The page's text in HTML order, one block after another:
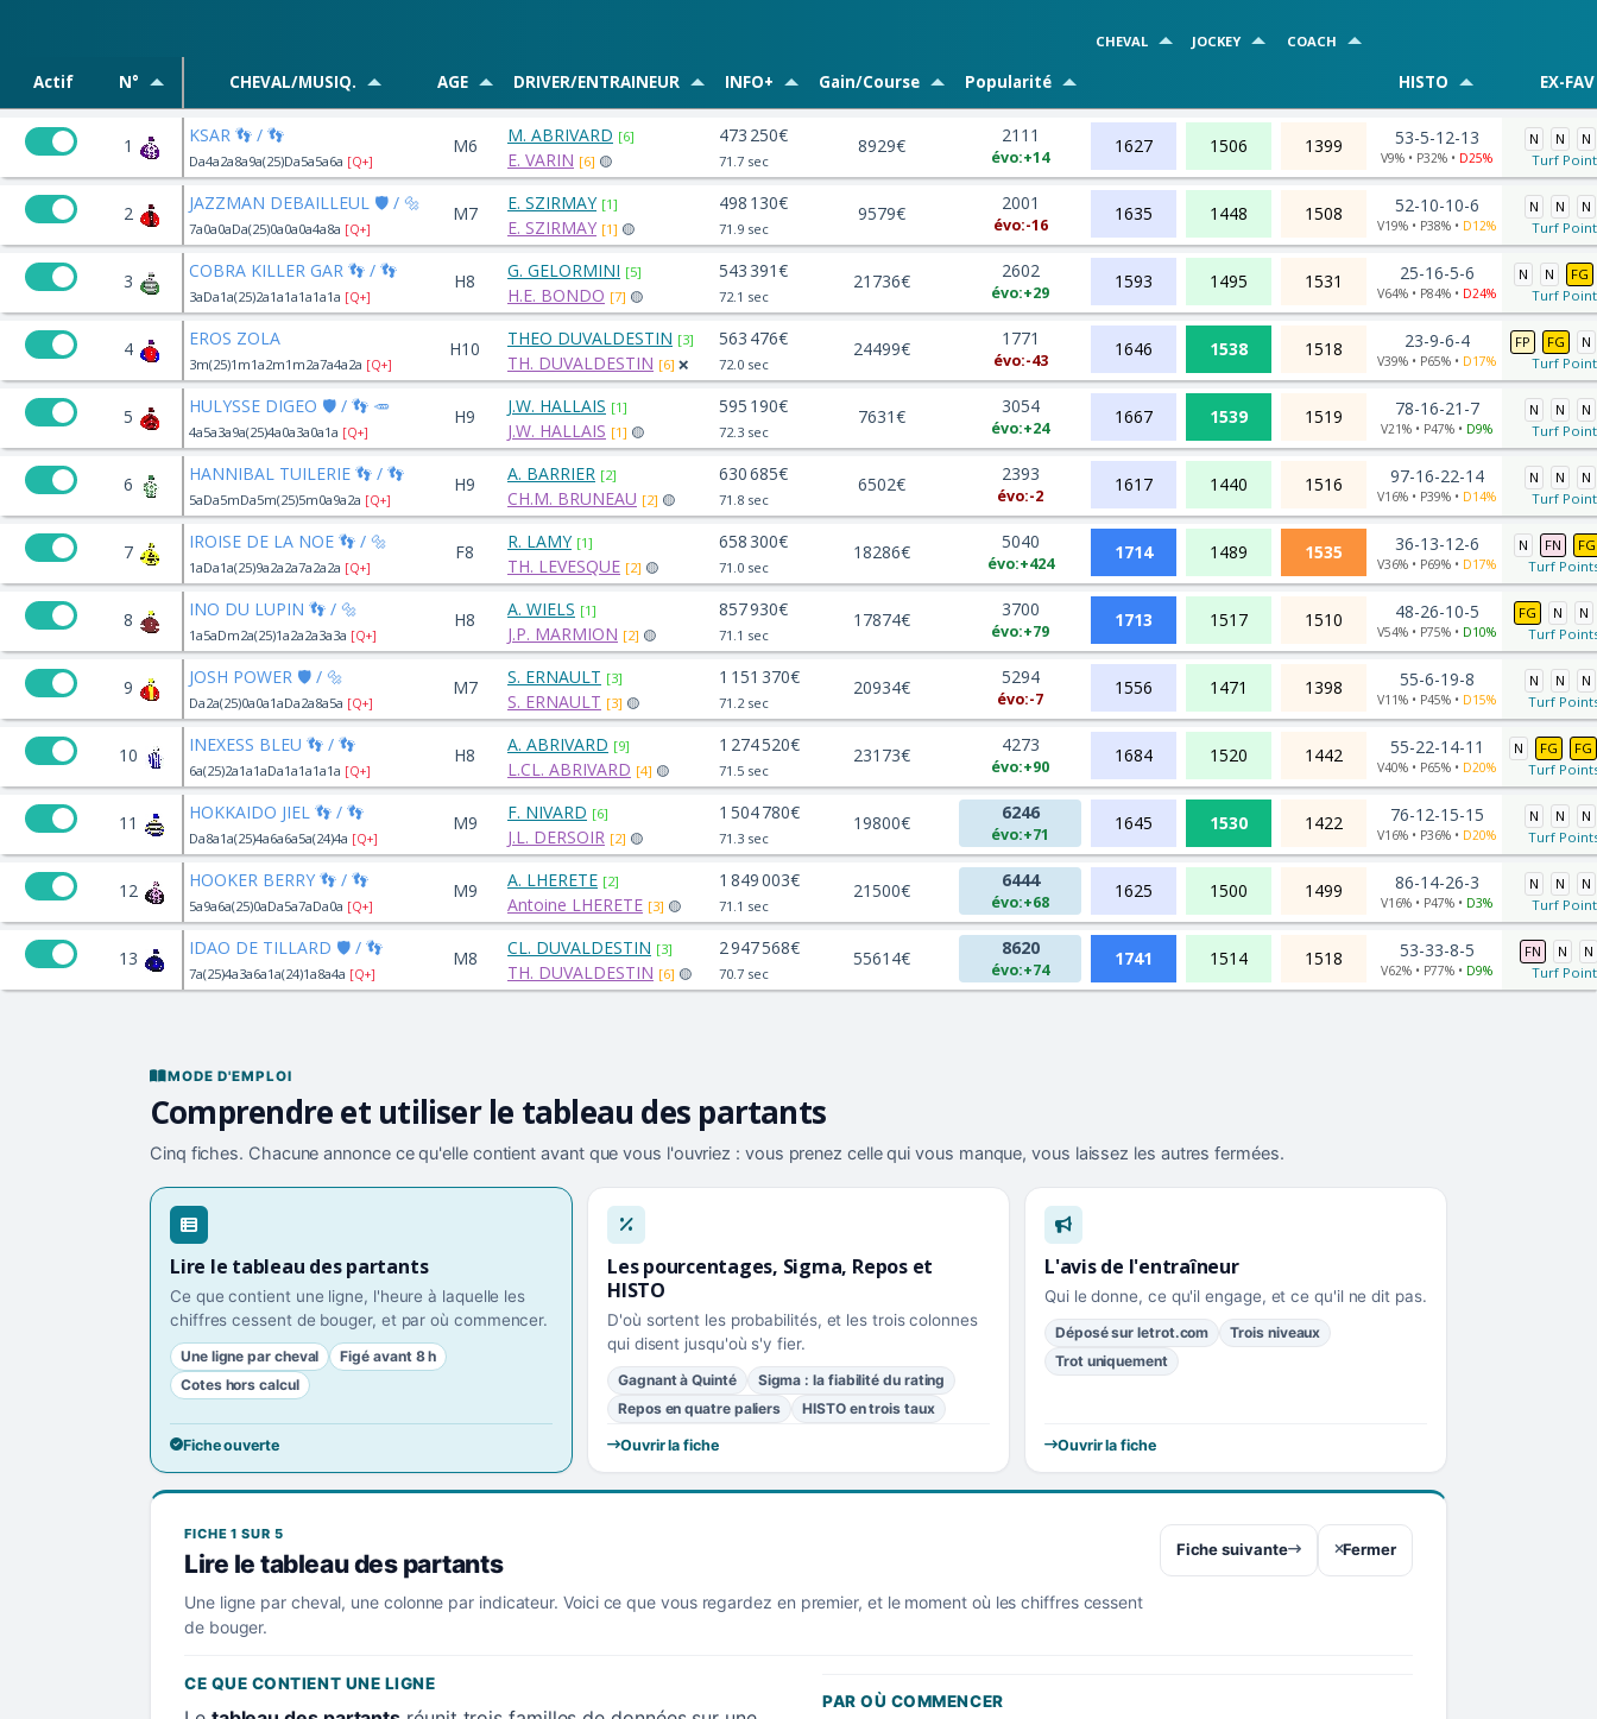
Actif N° CHEVAL/MUSIQ. AGE DRIVER/ENTRAINEUR INFO+ Gain/Course Popularité
CHEVAL JOCKEY COACH
HISTO EX-
1 KSAR 👣 / 👣
Da4a2a8a9a(25)Da5a5a6a [Q+]
M6 M. ABRIVARD [6]
E. VARIN [6] 🟡
473 250€
71.7 sec
8929€ 2111
évo:+14
1627 1506 1399 53-5-12-13
V9% • P32% • D25%
N N
N
Turf
2 JAZZMAN DEBAILLEUL 🛡️ / 🔩
7a0a0aDa(25)0a0a0a4a8a [Q+]
M7 E. SZIRMAY [1]
E. SZIRMAY [1] 🟡
498 130€
71.9 sec
9579€ 2001
évo:-16
1635 1448 1508 52-10-10-6
V19% • P38% • D12%
N N
N
Turf
3 COBRA KILLER GAR 👣 / 👣
3aDa1a(25)2a1a1a1a1a1a [Q+]
H8 G. GELORMINI [5]
H.E. BONDO [7] 🟡
543 391€
72.1 sec
21736€ 2602
évo:+29
1593 1495 1531 25-16-5-6
V64% • P84% • D24%
N N
FG
Turf
4 EROS ZOLA
3m(25)1m1a2m1m2a7a4a2a [Q+]
H10 THEO DUVALDESTIN [3]
TH. DUVALDESTIN [6] ❌
563 476€
72.0 sec
24499€ 1771
évo:-43
1646 1538 1518 23-9-6-4
V39% • P65% • D17%
FP FG
N
Turf
5 HULYSSE DIGEO 🛡️ / 👣 🥕
4a5a3a9a(25)4a0a3a0a1a [Q+]
H9 J.W. HALLAIS [1]
J.W. HALLAIS [1] 🟡
595 190€
72.3 sec
7631€ 3054
évo:+24
1667 1539 1519 78-16-21-7
V21% • P47% • D9%
N N
N
Turf
6 HANNIBAL TUILERIE 👣 / 👣
5aDa5mDa5m(25)5m0a9a2a [Q+]
H9 A. BARRIER [2]
CH.M. BRUNEAU [2] 🟡
630 685€
71.8 sec
6502€ 2393
évo:-2
1617 1440 1516 97-16-22-14
V16% • P39% • D14%
N N
N
Turf
7 IROISE DE LA NOE 👣 / 🔩
1aDa1a(25)9a2a2a7a2a2a [Q+]
F8 R. LAMY [1]
TH. LEVESQUE [2] 🟡
658 300€
71.0 sec
18286€ 5040
évo:+424
1714 1489 1535 36-13-12-6
V36% • P69% • D17%
N FN
FG
Turf
8 INO DU LUPIN 👣 / 🔩
1a5aDm2a(25)1a2a2a3a3a [Q+]
H8 A. WIELS [1]
J.P. MARMION [2] 🟡
857 930€
71.1 sec
17874€ 3700
évo:+79
1713 1517 1510 48-26-10-5
V54% • P75% • D10%
FG N
N
Turf
9 JOSH POWER 🛡️ / 🔩
Da2a(25)0a0a1aDa2a8a5a [Q+]
M7 S. ERNAULT [3]
S. ERNAULT [3] 🟡
1 151 370€
71.2 sec
20934€ 5294
évo:-7
1556 1471 1398 55-6-19-8
V11% • P45% • D15%
N N
N
Turf
10 INEXESS BLEU 👣 / 👣
6a(25)2a1a1aDa1a1a1a1a [Q+]
H8 A. ABRIVARD [9]
L.CL. ABRIVARD [4] 🟡
1 274 520€
71.5 sec
23173€ 4273
évo:+90
1684 1520 1442 55-22-14-11
V40% • P65% • D20%
N FG
FG
Turf
11 HOKKAIDO JIEL 👣 / 👣
Da8a1a(25)4a6a6a5a(24)4a [Q+]
M9 F. NIVARD [6]
J.L. DERSOIR [2] 🟡
1 504 780€
71.3 sec
19800€ 6246
évo:+71
1645 1530 1422 76-12-15-15
V16% • P36% • D20%
N N
N
Turf
12 HOOKER BERRY 👣 / 👣
5a9a6a(25)0aDa5a7aDa0a [Q+]
M9 A. LHERETE [2]
Antoine LHERETE [3] 🟡
1 849 003€
71.1 sec
21500€ 6444
évo:+68
1625 1500 1499 86-14-26-3
V16% • P47% • D3%
N N
N
Turf
13 IDAO DE TILLARD 🛡️ / 👣
7a(25)4a3a6a1a(24)1a8a4a [Q+]
M8 CL. DUVALDESTIN [3]
TH. DUVALDESTIN [6] 🟡
2 947 568€
70.7 sec
55614€ 8620
évo:+74
1741 1514 1518 53-33-8-5
V62% • P77% • D9%
FN N
N
Turf
MODE D'EMPLOI
Comprendre et utiliser le tableau des partants
Cinq fiches. Chacune annonce ce qu'elle contient avant que vous l'ouvriez : vous prenez celle qui vous manque, vous laissez les autres fermées.
Lire le tableau des partants
Ce que contient une ligne, l'heure à laquelle les
chiffres cessent de bouger, et par où commencer.
Une ligne par cheval
Figé avant 8 h
Cotes hors calcul
Fiche ouverte
Les pourcentages, Sigma, Repos et
HISTO
D'où sortent les probabilités, et les trois colonnes
qui disent jusqu'où s'y fier.
Gagnant à Quinté
Sigma : la fiabilité du rating
Repos en quatre paliers
HISTO en trois taux
Ouvrir la fiche
L'avis de l'entraîneur
Qui le donne, ce qu'il engage, et ce qu'il ne dit pas.
Déposé sur letrot.com
Trois niveaux
Trot uniquement
Ouvrir la fiche
FICHE 1 SUR 5
Lire le tableau des partants
Une ligne par cheval, une colonne par indicateur. Voici ce que vous regardez en premier, et le moment où les chiffres cessent
de bouger.
Fiche suivante Fermer
CE QUE CONTIENT UNE LIGNE
PAR OÙ COMMENCER